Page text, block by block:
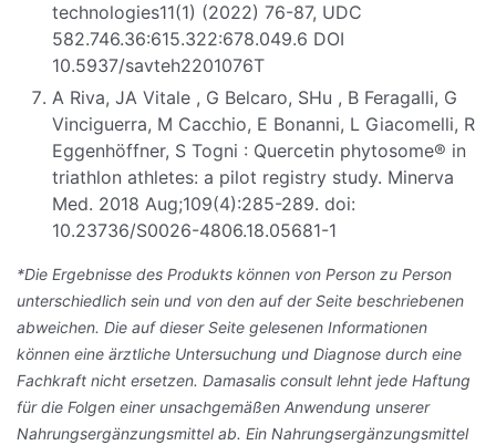
technologies11(1) (2022) 76-87, UDC
582.746.36:615.322:678.049.6 DOI
10.5937/savteh2201076T
A Riva, JA Vitale , G Belcaro, SHu , B Feragalli, G
Vinciguerra, M Cacchio, E Bonanni, L Giacomelli, R
Eggenhöffner, S Togni : Quercetin phytosome® in
triathlon athletes: a pilot registry study. Minerva
Med. 2018 Aug;109(4):285-289. doi:
10.23736/S0026-4806.18.05681-1
*Die Ergebnisse des Produkts können von Person zu Person
unterschiedlich sein und von den auf der Seite beschriebenen
abweichen. Die auf dieser Seite gelesenen Informationen
können eine ärztliche Untersuchung und Diagnose durch eine
Fachkraft nicht ersetzen. Damasalis consult lehnt jede Haftung
für die Folgen einer unsachgemäßen Anwendung unserer
Nahrungsergänzungsmittel ab. Ein Nahrungsergänzungsmittel